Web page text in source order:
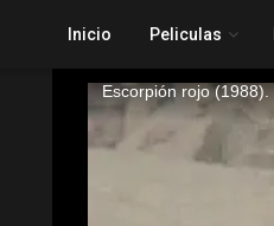
Inicio Peliculas